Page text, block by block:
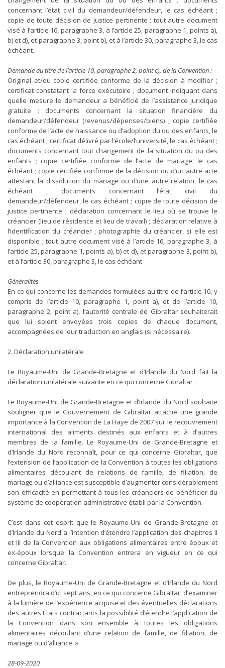
concernant l’état civil du demandeur/défendeur, le cas échéant ;
copie de toute décision de justice pertinente ; tout autre document
visé à l’article 16, paragraphe 3, à l’article 25, paragraphe 1, points a),
b) et d), et paragraphe 3, point b), et à l’article 30, paragraphe 3, le cas
échéant.
Demande au titre de l’article 10, paragraphe 2, point c), de la Convention :
Original et/ou copie certifiée conforme de la décision à modifier ;
certificat constatant la force exécutoire ; document indiquant dans
quelle mesure le demandeur a bénéficié de l’assistance juridique
gratuite ; documents concernant la situation financière du
demandeur/défendeur (revenus/dépenses/biens) ; copie certifiée
conforme de l’acte de naissance ou d’adoption du ou des enfants, le
cas échéant ; certificat délivré par l’école/l’université, le cas échéant ;
documents concernant tout changement de la situation du ou des
enfants ; copie certifiée conforme de l’acte de mariage, le cas
échéant ; copie certifiée conforme de la décision ou d’un autre acte
attestant la dissolution du mariage ou d’une autre relation, le cas
échéant ; documents concernant l’état civil du
demandeur/défendeur, le cas échéant ; copie de toute décision de
justice pertinente ; déclaration concernant le lieu où se trouve le
créancier (lieu de résidence et lieu de travail) ; déclaration relative à
l’identification du créancier ; photographie du créancier, si elle est
disponible ; tout autre document visé à l’article 16, paragraphe 3, à
l’article 25, paragraphe 1, points a), b) et d), et paragraphe 3, point b),
et à l’article 30, paragraphe 3, le cas échéant.
Généralités
En ce qui concerne les demandes formulées au titre de l’article 10, y
compris de l’article 10, paragraphe 1, point a), et de l’article 10,
paragraphe 2, point a), l’autorité centrale de Gibraltar souhaiterait
que lui soient envoyées trois copies de chaque document,
accompagnées de leur traduction en anglais (si nécessaire).
2. Déclaration unilatérale
Le Royaume-Uni de Grande-Bretagne et d’Irlande du Nord fait la
déclaration unilatérale suivante en ce qui concerne Gibraltar :
Le Royaume-Uni de Grande-Bretagne et d’Irlande du Nord souhaite
souligner que le Gouvernement de Gibraltar attache une grande
importance à la Convention de La Haye de 2007 sur le recouvrement
international des aliments destinés aux enfants et à d’autres
membres de la famille. Le Royaume-Uni de Grande-Bretagne et
d’Irlande du Nord reconnaît, pour ce qui concerne Gibraltar, que
l’extension de l’application de la Convention à toutes les obligations
alimentaires découlant de relations de famille, de filiation, de
mariage ou d’alliance est susceptible d’augmenter considérablement
son efficacité en permettant à tous les créanciers de bénéficier du
système de coopération administrative établi par la Convention.
C’est dans cet esprit que le Royaume-Uni de Grande-Bretagne et
d’Irlande du Nord a l’intention d’étendre l’application des chapitres II
et III de la Convention aux obligations alimentaires entre époux et
ex-époux lorsque la Convention entrera en vigueur en ce qui
concerne Gibraltar.
De plus, le Royaume-Uni de Grande-Bretagne et d’Irlande du Nord
entreprendra d’ici sept ans, en ce qui concerne Gibraltar, d’examiner
à la lumière de l’expérience acquise et des éventuelles déclarations
des autres États contractants la possibilité d’étendre l’application de
la Convention dans son ensemble à toutes les obligations
alimentaires découlant d’une relation de famille, de filiation, de
mariage ou d’alliance. »
28-09-2020